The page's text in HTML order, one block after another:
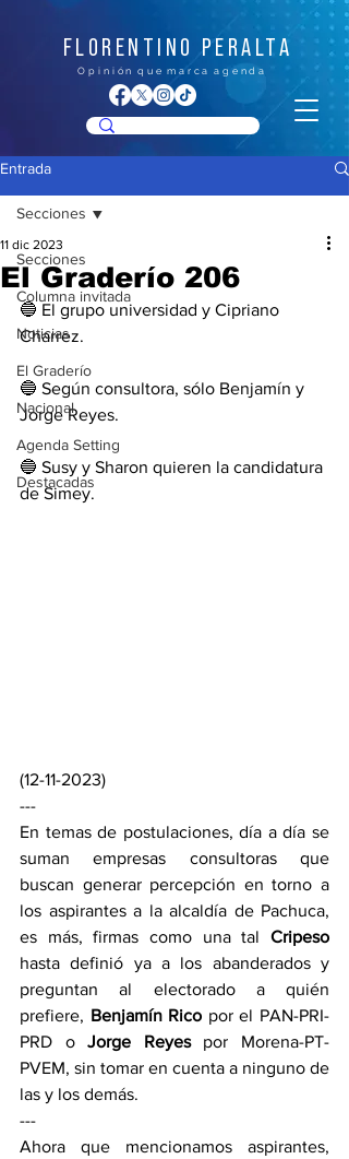
FLORENTINO PERALTA
O p i n i ó n q u e m a r c a a g e n d a
Entrada
Secciones
Columna invitada
Noticias
El Graderío
Nacional
Agenda Setting
Destacadas
Secciones
El Graderío 206
11 dic 2023
🔵 El grupo universidad y Cipriano
Charrez.
🔵 Según consultora, sólo Benjamín y
Jorge Reyes.
🔵 Susy y Sharon quieren la candidatura
de Simey.
(12-11-2023)
---
En temas de postulaciones, día a día se
suman empresas consultoras que
buscan generar percepción en torno a
los aspirantes a la alcaldía de Pachuca,
es más, firmas como una tal
hasta definió ya a los abanderados y
preguntan al electorado a quién
prefiere, Benjamín Rico por el PAN-PRI-
PRD o Jorge Reyes por Morena-PT-
PVEM, sin tomar en cuenta a ninguno de
las y los demás.
---
Ahora que mencionamos aspirantes,